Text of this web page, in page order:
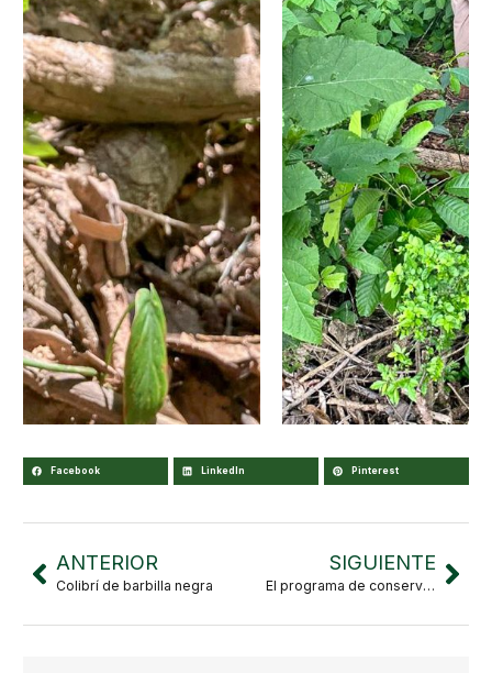
Facebook LinkedIn Pinterest
ANTERIOR
Colibrí de barbilla negra
SIGUIENTE
El programa de conservación del roble de El Cuale (Quercus cualensis) continúa